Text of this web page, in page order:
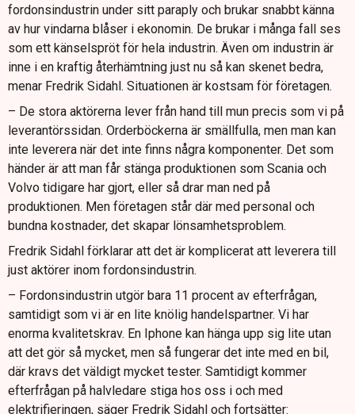
fordonsindustrin under sitt paraply och brukar snabbt känna
av hur vindarna blåser i ekonomin. De brukar i många fall ses
som ett känselspröt för hela industrin. Även om industrin är
inne i en kraftig återhämtning just nu så kan skenet bedra,
menar Fredrik Sidahl. Situationen är kostsam för företagen.
– De stora aktörerna lever från hand till mun precis som vi på
leverantörssidan. Orderböckerna är smällfulla, men man kan
inte leverera när det inte finns några komponenter. Det som
händer är att man får stänga produktionen som Scania och
Volvo tidigare har gjort, eller så drar man ned på
produktionen. Men företagen står där med personal och
bundna kostnader, det skapar lönsamhetsproblem.
Fredrik Sidahl förklarar att det är komplicerat att leverera till
just aktörer inom fordonsindustrin.
– Fordonsindustrin utgör bara 11 procent av efterfrågan,
samtidigt som vi är en lite knölig handelspartner. Vi har
enorma kvalitetskrav. En Iphone kan hänga upp sig lite utan
att det gör så mycket, men så fungerar det inte med en bil,
där kravs det väldigt mycket tester. Samtidigt kommer
efterfrågan på halvledare stiga hos oss i och med
elektrifieringen, säger Fredrik Sidahl och fortsätter: